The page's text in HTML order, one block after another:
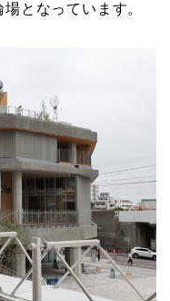
となっています。